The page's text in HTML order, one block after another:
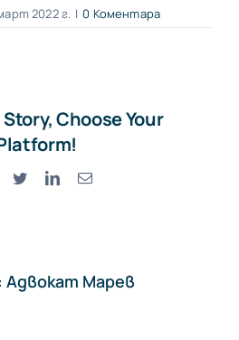
2022 г. | 0 Коментара
Choose Your
Facebook
TwitterLinkedInЕлектронна
Адвокат Марев